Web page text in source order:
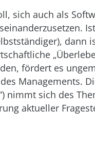
sich auch als
dann
fördert es
Managements.
nimmt sich des
aktueller